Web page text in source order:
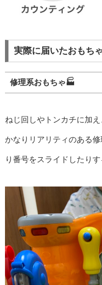
実際に届いたおもち
修理系おもちゃ🏭
ねじ回しやトンカチに加
かなりリアリティのある
り番号をスライドしたりす